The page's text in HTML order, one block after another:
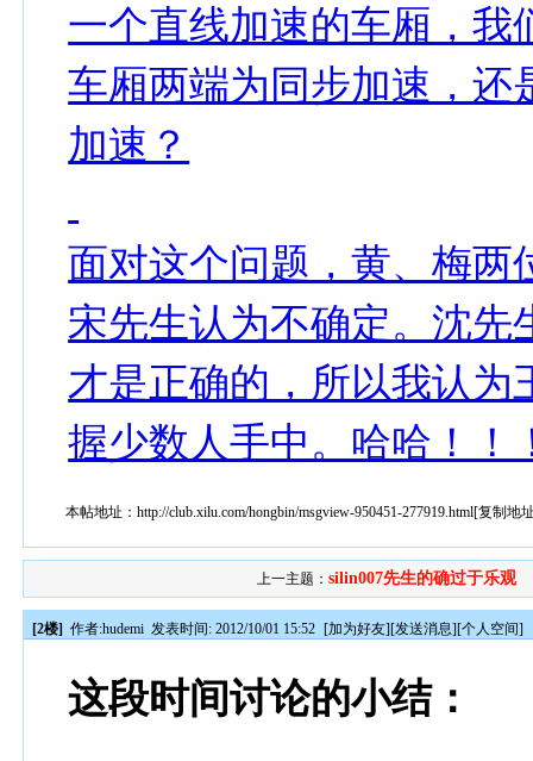
一个直线加速的车厢，我
车厢两端为同步加速，还
加速？
面对这个问题，黄、梅两
宋先生认为不确定。沈先
才是正确的，所以我认为
握少数人手中。哈哈！！
本帖地址：http://club.xilu.com/hongbin/msgview-950451-277919.html[复制地
上一主题： silin007先生的确过于乐观
[2楼] 作者:hudemi 发表时间: 2012/10/01 15:52 [加为好友][发送消息][个人空间]
这段时间讨论的小结：